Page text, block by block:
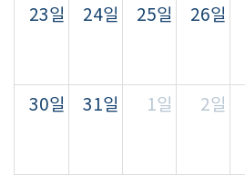
23일 24일 25일 26일
30일 31일 1일 2일